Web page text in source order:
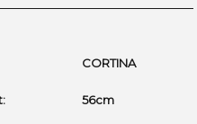
CORTINA
56cm